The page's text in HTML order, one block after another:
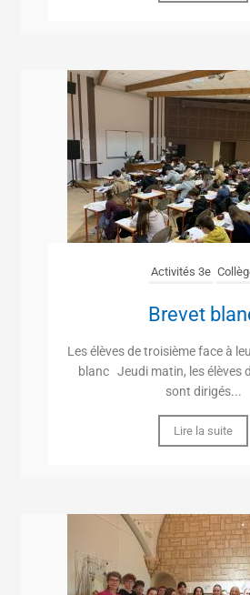
Activités 3e
Brevet
Les élèves de troisième face à
blanc Jeudi matin, les élèves
sont dirigés...
Lire la suite